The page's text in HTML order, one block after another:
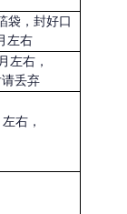
袋，封好口
左右
左右，
丢弃
右，